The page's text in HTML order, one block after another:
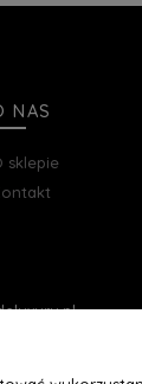
NAS
sklepie